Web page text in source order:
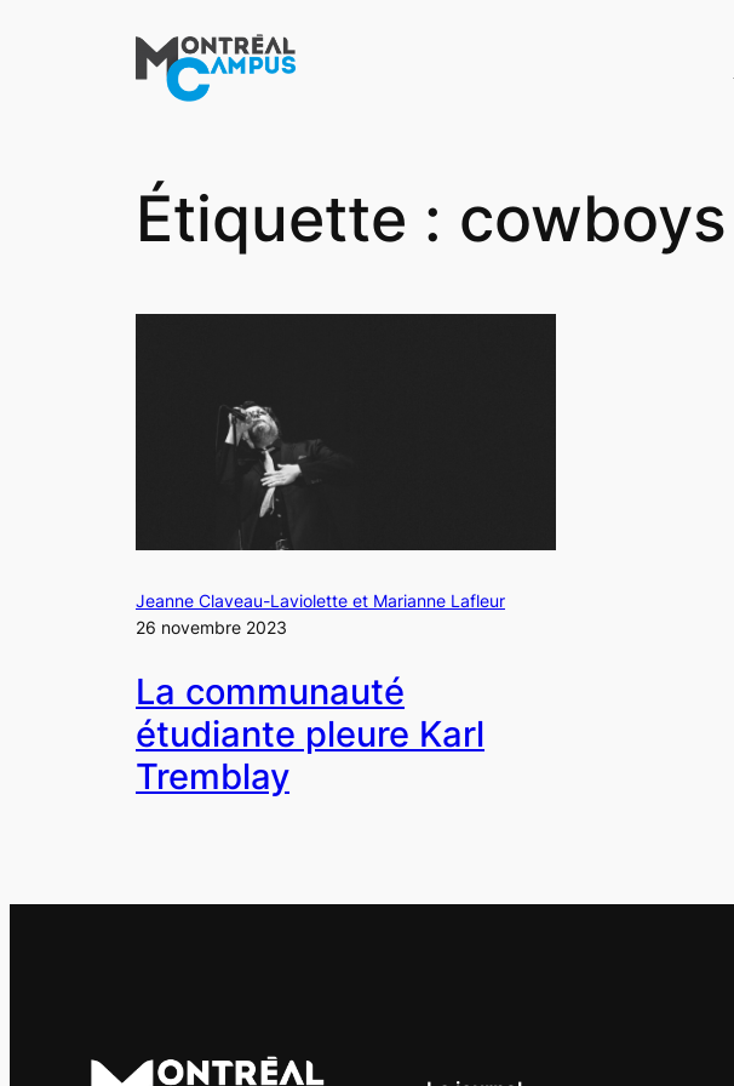
Étiquette : cowboys
Jeanne Claveau-Laviolette et Marianne Lafleur
26 novembre 2023
La communauté
étudiante pleure Karl
Tremblay